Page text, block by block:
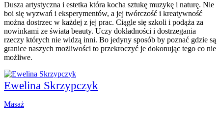
Dusza artystyczna i estetka która kocha sztukę muzykę i naturę. Nie
boi się wyzwań i eksperymentów, a jej twórczość i kreatywność
można dostrzec w każdej z jej prac. Ciągle się szkoli i podąża za
nowinkami ze świata beauty. Uczy dokładności i dostrzegania
rzeczy których nie widzą inni. Bo jedyny sposób by poznać gdzie są
granice naszych możliwości to przekroczyć je dokonując tego co nie
możliwe.
Ewelina Skrzypczyk
Masaż